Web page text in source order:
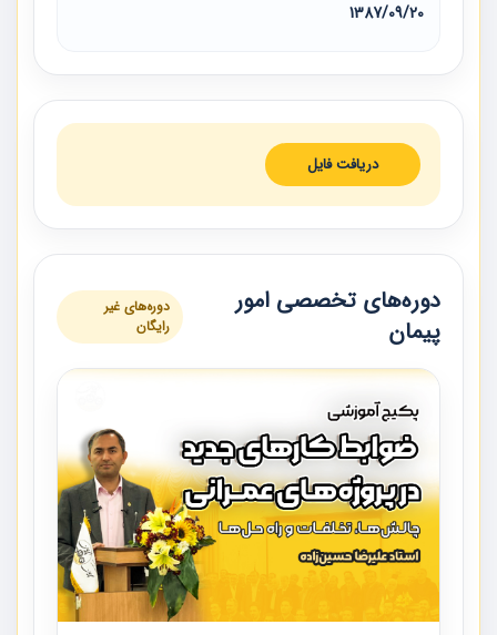
1387/09/20
دریافت فایل
دوره‌های تخصصی امور
پیمان
دوره‌های غیر
رایگان